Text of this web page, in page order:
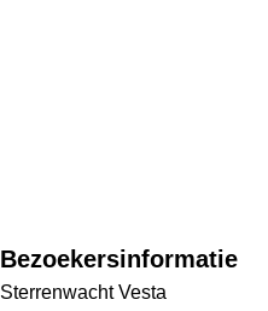
Bezoekersinformatie
Sterrenwacht Vesta